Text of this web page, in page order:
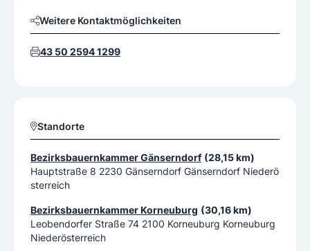
Weitere Kontaktmöglichkeiten
43 50 2594 1299
Standorte
Bezirksbauernkammer Gänserndorf (28,15 km)
Hauptstraße 8 2230 Gänserndorf Gänserndorf Niederö
sterreich
Bezirksbauernkammer Korneuburg (30,16 km)
Leobendorfer Straße 74 2100 Korneuburg Korneuburg
Niederösterreich